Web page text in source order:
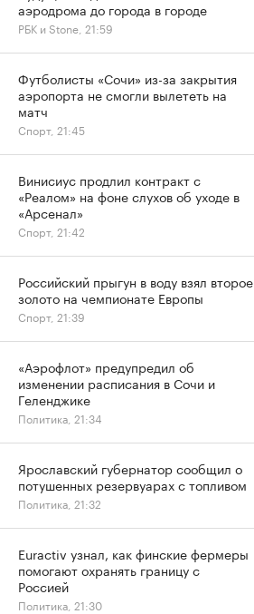
аэродрома до города в городе
РБК и Stone, 21:59
Футболисты «Сочи» из-за закрытия
аэропорта не смогли вылететь на
матч
Спорт, 21:45
Винисиус продлил контракт с
«Реалом» на фоне слухов об уходе в
«Арсенал»
Спорт, 21:42
Российский прыгун в воду взял второе
золото на чемпионате Европы
Спорт, 21:39
«Аэрофлот» предупредил об
изменении расписания в Сочи и
Геленджике
Политика, 21:34
Ярославский губернатор сообщил о
потушенных резервуарах с топливом
Политика, 21:32
Euractiv узнал, как финские фермеры
помогают охранять границу с
Россией
Политика, 21:30